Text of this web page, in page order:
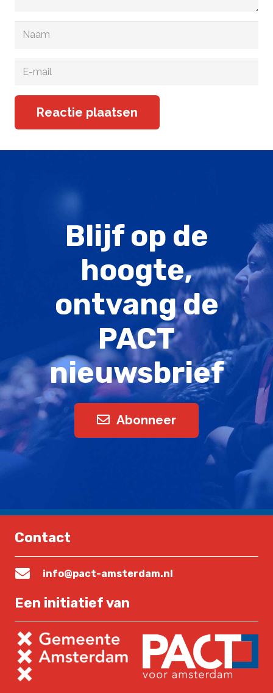
Reactie plaatsen
Blijf op de
hoogte,
ontvang de
PACT
nieuwsbrief
Abonneer
Contact
info@pact-amsterdam.nl
Een initiatief van